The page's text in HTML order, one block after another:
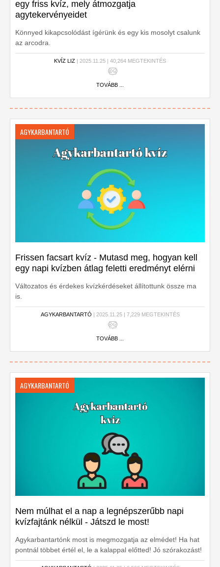
egy friss kvíz, mely átmozgatja
agytekervényeidet
Könnyed kikapcsolódást ígérünk és egy kis mosolyt csalunk
az arcodra.
KVÍZ LIZ | 2025.11.25 | 40,264 MEGTEKINTÉS
TOVÁBB ...
AGYKARBANTARTÓ
Frissen facsart kvíz - Mutasd meg, hogyan kell
egy napi kvízben átlag feletti eredményt elérni
Változatos és érdekes kvízkérdéseket állítottunk össze ma
is.
AGYKARBANTARTÓ | 2025.11.25 | 7,229 MEGTEKINTÉS
TOVÁBB ...
AGYKARBANTARTÓ
Nem múlhat el a nap a legnépszerűbb napi
kvízfajtánk nélkül - Játszd le most!
Agykarbantartónk most is megmozgatja az elmédet! Ha hat
pontnál többet értél el, le a kalappal előtted! Jó szórakozást!